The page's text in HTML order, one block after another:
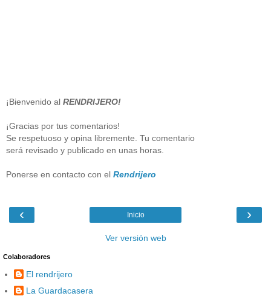
¡Bienvenido al RENDRIJERO!
¡Gracias por tus comentarios!
Se respetuoso y opina libremente. Tu comentario
será revisado y publicado en unas horas.
Ponerse en contacto con el Rendrijero
‹ ›
Inicio
Ver versión web
Colaboradores
El rendrijero
La Guardacasera